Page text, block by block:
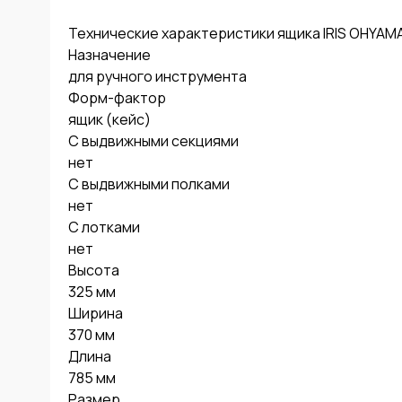
Технические характеристики ящика IRIS
Назначение
для ручного инструмента
Форм-фактор
ящик (кейс)
С выдвижными секциями
нет
С выдвижными полками
нет
С лотками
нет
Высота
325 мм
Ширина
370 мм
Длина
785 мм